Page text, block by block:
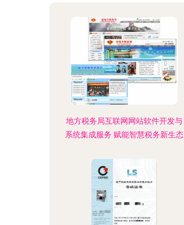
地方税务局互联网网站软件开发与
系统集成服务 赋能智慧税务新生态